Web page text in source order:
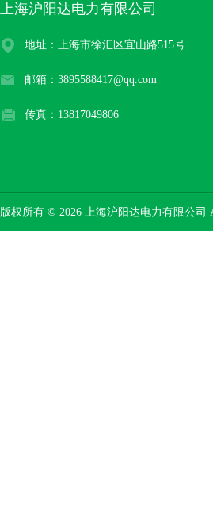
上海沪阳达电力有限公司
地址：上海市徐汇区宜山路515号
邮箱：3895588417@qq.com
传真：13817049806
版权所有 © 2026 上海沪阳达电力有限公司